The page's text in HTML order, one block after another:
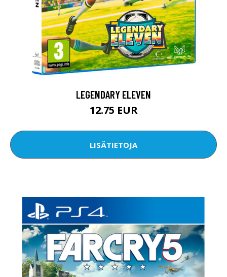
LEGENDARY ELEVEN
12.75 EUR
LISÄTIETOJA